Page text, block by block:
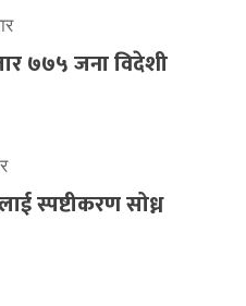
७७५ जना विदेशी
स्पष्टीकरण सोध्न